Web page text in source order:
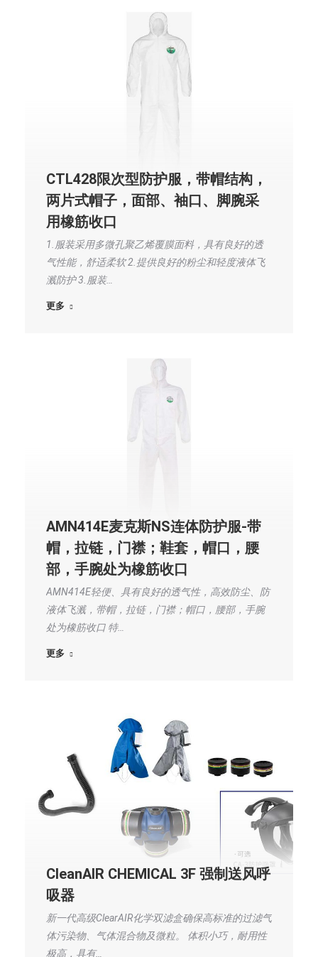
CTL428限次型防护服，带帽结构，
两片式帽子，面部、袖口、脚腕采
用橡筋收口
1.服装采用多微孔聚乙烯覆膜面料，具有良好的透
气性能，舒适柔软 2.提供良好的粉尘和轻度液体飞
溅防护 3.服装…
更多
AMN414E麦克斯NS连体防护服-带
帽，拉链，门襟；鞋套，帽口，腰
部，手腕处为橡筋收口
AMN414E轻便、具有良好的透气性，高效防尘、防
液体飞溅，带帽，拉链，门襟；帽口，腰部，手腕
处为橡筋收口 特…
更多
CleanAIR CHEMICAL 3F 强制送风呼
吸器
新一代高级ClearAIR化学双滤盒确保高标准的过滤气
体污染物、气体混合物及微粒。 体积小巧，耐用性
极高，具有…